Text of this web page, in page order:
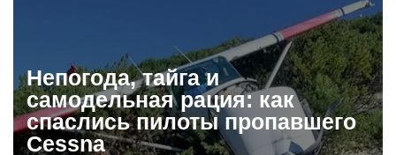
Непогода, тайга и
самодельная рация: как
спаслись пилоты пропавшего
Cessna